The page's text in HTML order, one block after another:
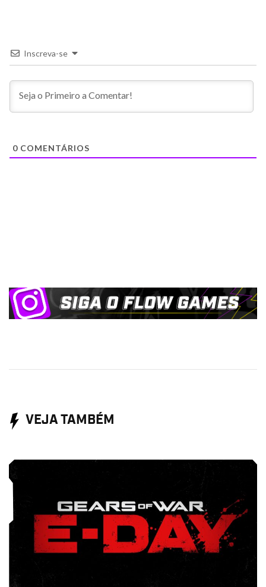
Inscreva-se
0 COMENTÁRIOS
VEJA TAMBÉM